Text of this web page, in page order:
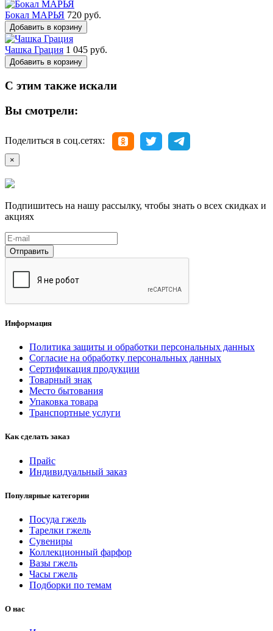
Бокал МАРЬЯ 720 руб.
Добавить в корзину
Чашка Грация 1 045 руб.
Добавить в корзину
С этим также искали
Вы смотрели:
Поделиться в соц.сетях:
×
Подпишитесь на нашу рассылку, чтобы знать о всех скидках и
акциях
Отправить
Информация
Политика защиты и обработки персональных данных
Согласие на обработку персональных данных
Сертификация продукции
Товарный знак
Место бытования
Упаковка товара
Транспортные услуги
Как сделать заказ
Прайс
Индивидуальный заказ
Популярные категории
Посуда гжель
Тарелки гжель
Сувениры
Коллекционный фарфор
Вазы гжель
Часы гжель
Подборки по темам
О нас